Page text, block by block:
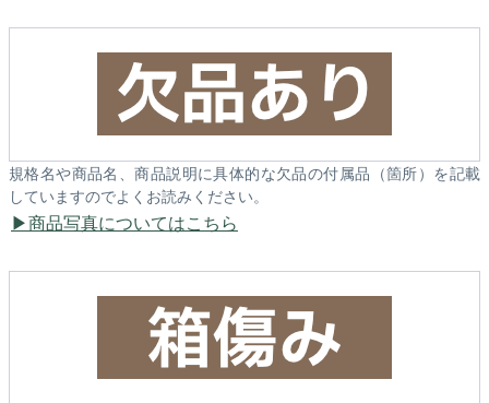
規格名や商品名、商品説明に具体的な欠品の付属品（箇所）を記載
していますのでよくお読みください。
商品写真についてはこちら